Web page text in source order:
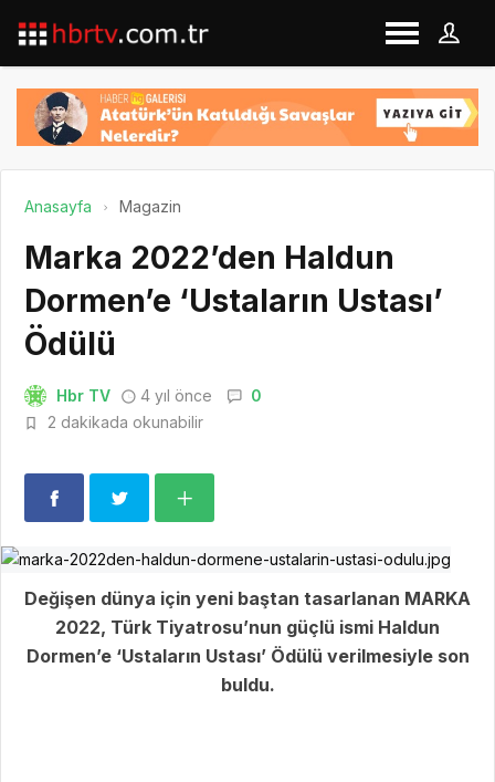
Anasayfa Magazin
Marka 2022’den Haldun
Dormen’e ‘Ustaların Ustası’
Ödülü
Hbr TV 4 yıl önce
0
2 dakikada okunabilir
Değişen dünya için yeni baştan tasarlanan MARKA
2022, Türk Tiyatrosu’nun güçlü ismi Haldun
Dormen’e ‘Ustaların Ustası’ Ödülü verilmesiyle son
buldu.